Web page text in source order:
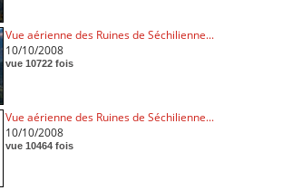
Vue aérienne des Ruines de Séchilienne...
10/10/2008
vue 10722 fois
Vue aérienne des Ruines de Séchilienne...
10/10/2008
vue 10464 fois